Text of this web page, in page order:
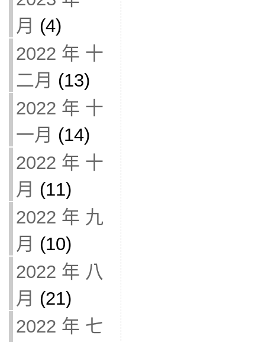
月 (4)
2022 年 十
二月 (13)
2022 年 十
一月 (14)
2022 年 十
月 (11)
2022 年 九
月 (10)
2022 年 八
月 (21)
2022 年 七